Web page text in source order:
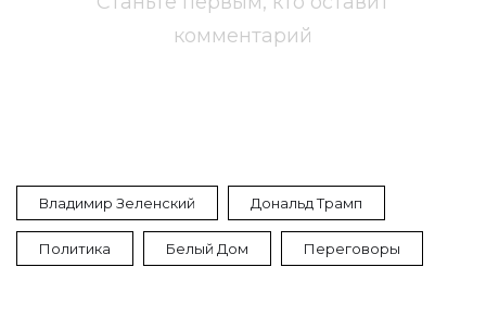
комментарий
Владимир Зеленский Дональд Трамп
Политика Белый Дом Переговоры